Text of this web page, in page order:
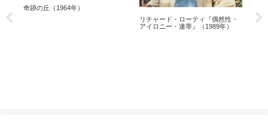
奇跡の丘（1964年）
リチャード・ローティ『偶然性・
アイロニー・連帯』（1989年）